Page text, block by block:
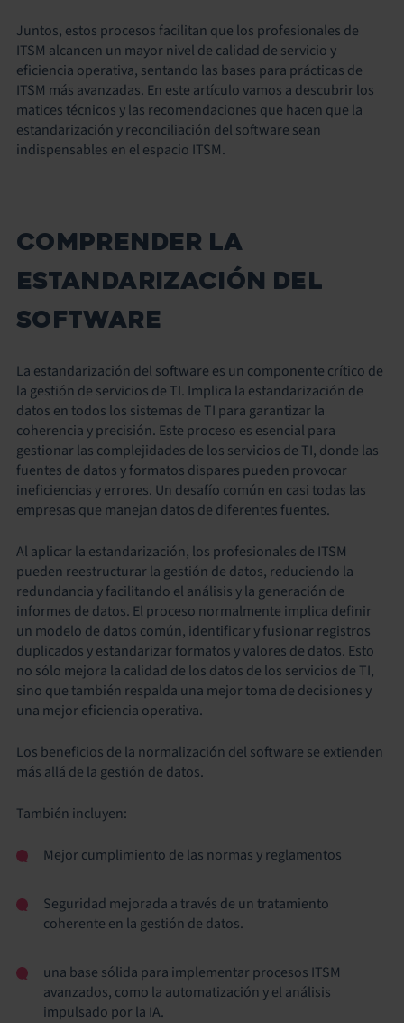
Juntos, estos procesos facilitan que los profesionales de
ITSM alcancen un mayor nivel de calidad de servicio y
eficiencia operativa, sentando las bases para prácticas de
ITSM más avanzadas. En este artículo vamos a descubrir los
matices técnicos y las recomendaciones que hacen que la
estandarización y reconciliación del software sean
indispensables en el espacio ITSM.
COMPRENDER LA
ESTANDARIZACIÓN DEL
SOFTWARE
La estandarización del software es un componente crítico de
la gestión de servicios de TI. Implica la estandarización de
datos en todos los sistemas de TI para garantizar la
coherencia y precisión. Este proceso es esencial para
gestionar las complejidades de los servicios de TI, donde las
fuentes de datos y formatos dispares pueden provocar
ineficiencias y errores. Un desafío común en casi todas las
empresas que manejan datos de diferentes fuentes.
Al aplicar la estandarización, los profesionales de ITSM
pueden reestructurar la gestión de datos, reduciendo la
redundancia y facilitando el análisis y la generación de
informes de datos. El proceso normalmente implica definir
un modelo de datos común, identificar y fusionar registros
duplicados y estandarizar formatos y valores de datos. Esto
no sólo mejora la calidad de los datos de los servicios de TI,
sino que también respalda una mejor toma de decisiones y
una mejor eficiencia operativa.
Los beneficios de la normalización del software se extienden
más allá de la gestión de datos.
También incluyen:
Mejor cumplimiento de las normas y reglamentos
Seguridad mejorada a través de un tratamiento
coherente en la gestión de datos.
una base sólida para implementar procesos ITSM
avanzados, como la automatización y el análisis
impulsado por la IA.